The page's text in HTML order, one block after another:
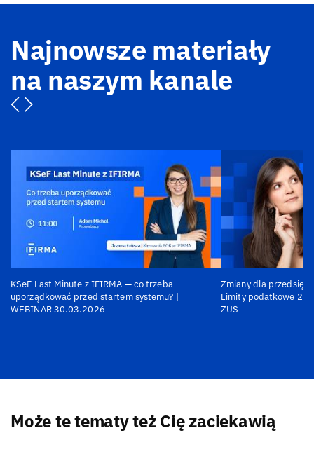
Najnowsze materiały
na naszym kanale
KSeF Last Minute z IFIRMA — co trzeba
uporządkować przed startem systemu? |
WEBINAR 30.03.2026
Zmiany dla
Limity podatkowe
ZUS
Może te tematy też Cię zaciekawią